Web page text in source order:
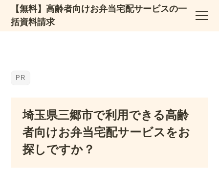
【無料】高齢者向けお弁当宅配サービスの一
括資料請求
埼玉県三郷市で利用できる高齢
者向けお弁当宅配サービスをお
探しですか？